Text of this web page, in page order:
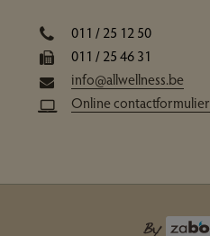
011 / 25 12 50
011 / 25 46 31
info@allwellness.be
Online contactformulier